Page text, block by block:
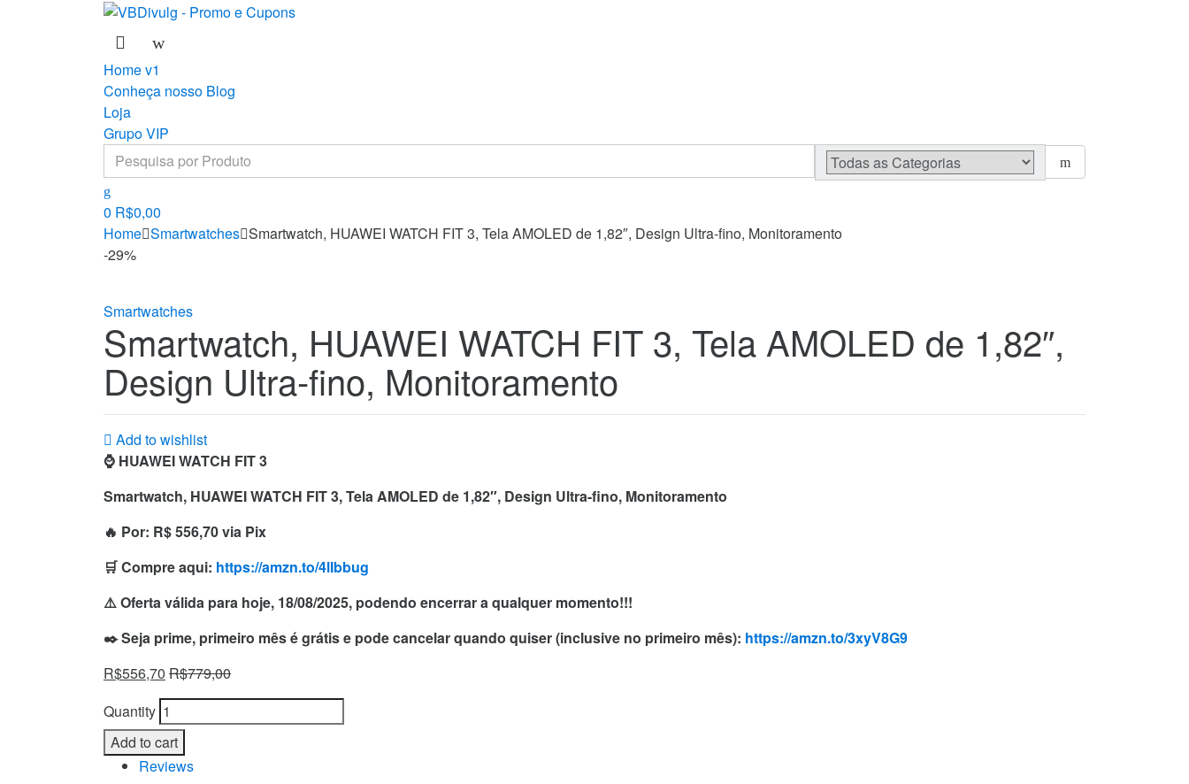
Home v1
Conheça nosso Blog
Loja
Grupo VIP
Search
for:
0 R$0,00
Home Smartwatches Smartwatch, HUAWEI WATCH FIT 3, Tela AMOLED de 1,82″, Design Ultra-fino, Monitoramento
-29%
Smartwatches
Smartwatch, HUAWEI WATCH FIT 3, Tela AMOLED de 1,82″,
Design Ultra-fino, Monitoramento
Add to wishlist
⌚️ HUAWEI WATCH FIT 3
Smartwatch, HUAWEI WATCH FIT 3, Tela AMOLED de 1,82″, Design Ultra-fino, Monitoramento
🔥 Por: R$ 556,70 via Pix
🛒 Compre aqui: https://amzn.to/4lIbbug
⚠️ Oferta válida para hoje, 18/08/2025, podendo encerrar a qualquer momento!!!
✒️ Seja prime, primeiro mês é grátis e pode cancelar quando quiser (inclusive no primeiro mês): https://amzn.to/3xyV8G9
R$556,70 R$779,00
Quantity
Add to cart
Reviews